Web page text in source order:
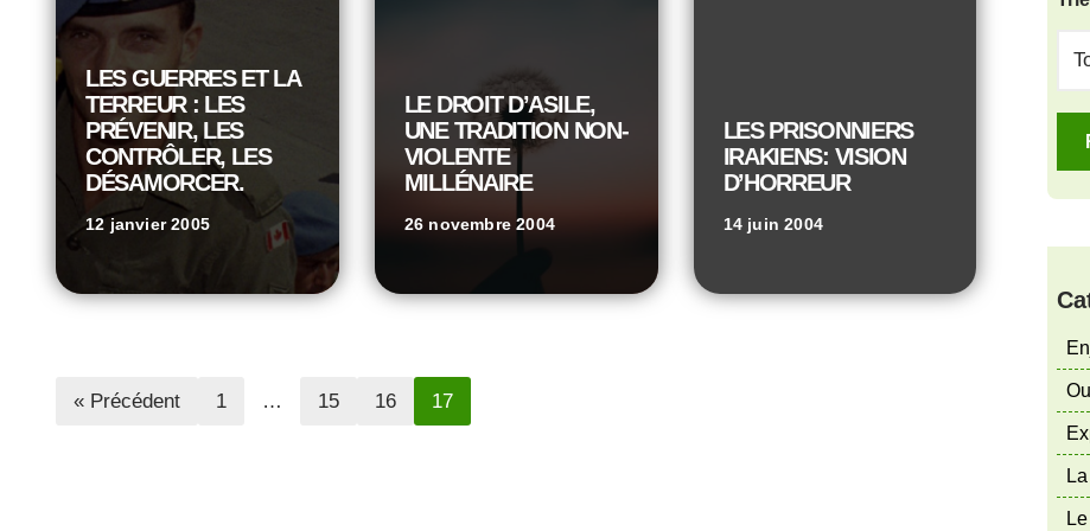
LES GUERRES ET LA
TERREUR : LES
PRÉVENIR, LES
CONTRÔLER, LES
DÉSAMORCER.
12 janvier 2005
LE DROIT D’ASILE,
UNE TRADITION NON-
VIOLENTE
MILLÉNAIRE
26 novembre 2004
LES PRISONNIERS
IRAKIENS: VISION
D’HORREUR
14 juin 2004
« Précédent 1 … 15 16 17